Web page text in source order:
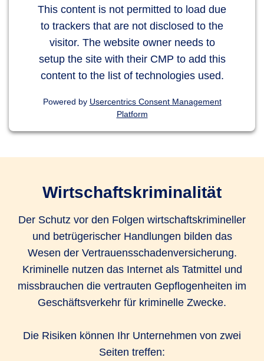
This content is not permitted to load due
to trackers that are not disclosed to the
visitor. The website owner needs to
setup the site with their CMP to add this
content to the list of technologies used.
Powered by Usercentrics Consent Management
Platform
Wirtschaftskriminalität
Der Schutz vor den Folgen wirtschaftskrimineller
und betrügerischer Handlungen bilden das
Wesen der Vertrauensschadenversicherung.
Kriminelle nutzen das Internet als Tatmittel und
missbrauchen die vertrauten Gepflogenheiten im
Geschäftsverkehr für kriminelle Zwecke.
Die Risiken können Ihr Unternehmen von zwei
Seiten treffen: